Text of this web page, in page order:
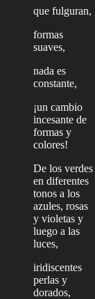
que fulguran,
formas
suaves,
nada es
constante,
¡un cambio
incesante de
formas y
colores!
De los verdes
en diferentes
tonos a los
azules, rosas
y violetas y
luego a las
luces,
iridiscentes
perlas y
dorados,